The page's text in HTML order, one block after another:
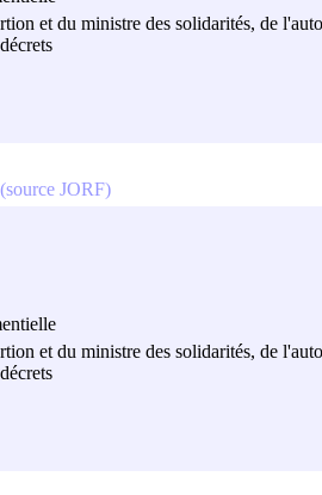
et du ministre des solidarités, de
et du ministre des solidarités, de
(source JORF)